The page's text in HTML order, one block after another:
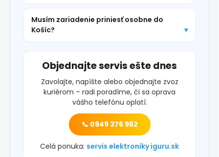
Musím zariadenie priniesť osobne do
Košíc?
Objednajte servis ešte dnes
Zavolajte, napíšte alebo objednajte zvoz
kuriérom – radi poradíme, či sa oprava
vášho telefónu oplatí.
📞 0949 376 962
Celá ponuka: servis elektroniky iguru.sk